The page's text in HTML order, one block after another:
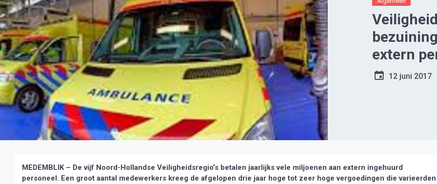
extern
12 juni 2017
MEDEMBLIK – De vijf Noord-Hollandse Veiligheidsregio’s betalen jaarlijks vele miljoenen aan extern ingehuurd
personeel. Een groot aantal medewerkers kreeg de afgelopen drie jaar hoge tot zeer hoge vergoedingen die varieerden